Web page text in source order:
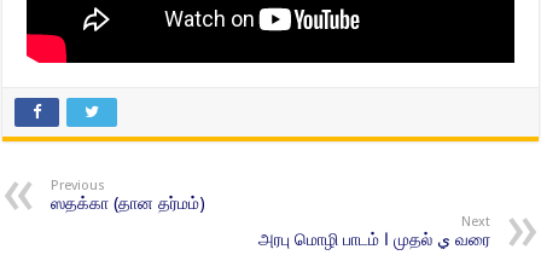
Previous
ஸதக்கா (தான தர்மம்)
Next
அரபு மொழி பாடம் ا முதல் ي வரை